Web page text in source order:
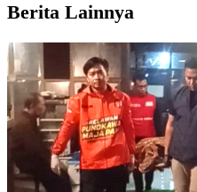
Berita Lainnya